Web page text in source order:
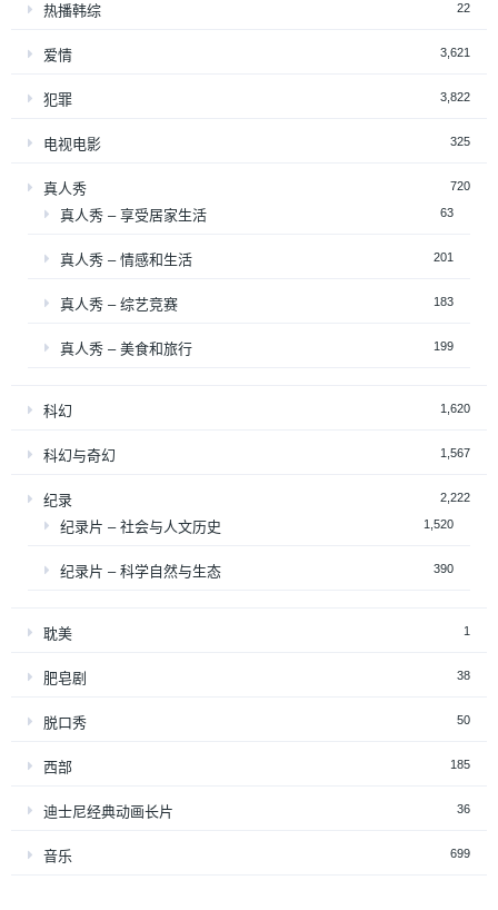
热播韩综 22
爱情 3,621
犯罪 3,822
电视电影 325
真人秀 720
真人秀 – 享受居家生活 63
真人秀 – 情感和生活 201
真人秀 – 综艺竞赛 183
真人秀 – 美食和旅行 199
科幻 1,620
科幻与奇幻 1,567
纪录 2,222
纪录片 – 社会与人文历史 1,520
纪录片 – 科学自然与生态 390
耽美 1
肥皂剧 38
脱口秀 50
西部 185
迪士尼经典动画长片 36
音乐 699